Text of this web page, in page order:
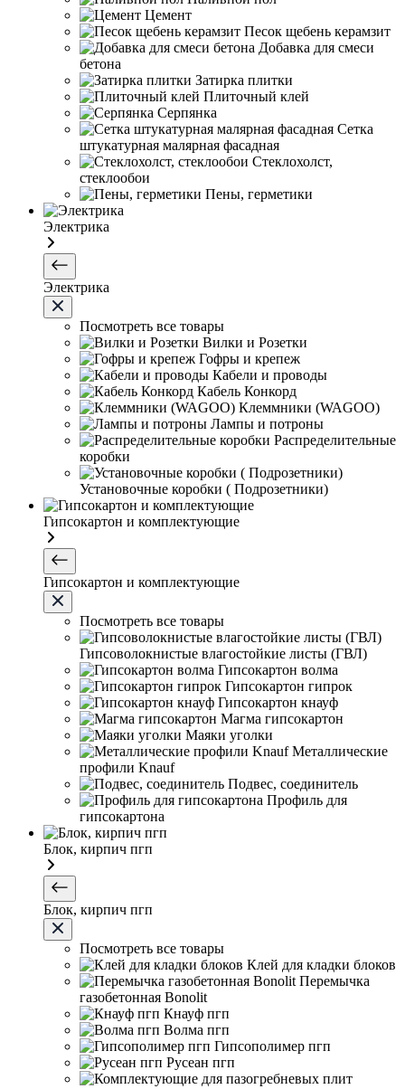
Цемент
Песок щебень керамзит
Добавка для смеси
бетона
Затирка плитки
Плиточный клей
Серпянка
Сетка
штукатурная малярная фасадная
Стеклохолст,
стеклообои
Пены, герметики
Электрика
Электрика
Посмотреть все товары
Вилки и Розетки
Гофры и крепеж
Кабели и проводы
Кабель Конкорд
Клеммники (WAGOО)
Лампы и потроны
Распределительные
коробки
Установочные коробки ( Подрозетники)
Гипсокартон и комплектующие
Гипсокартон и комплектующие
Посмотреть все товары
Гипсоволокнистые влагостойкие листы (ГВЛ)
Гипсокартон волма
Гипсокартон гипрок
Гипсокартон кнауф
Магма гипсокартон
Маяки уголки
Металлические
профили Knauf
Подвес, соединитель
Профиль для
гипсокартона
Блок, кирпич пгп
Блок, кирпич пгп
Посмотреть все товары
Клей для кладки блоков
Перемычка
газобетонная Bonolit
Кнауф пгп
Волма пгп
Гипсополимер пгп
Русеан пгп